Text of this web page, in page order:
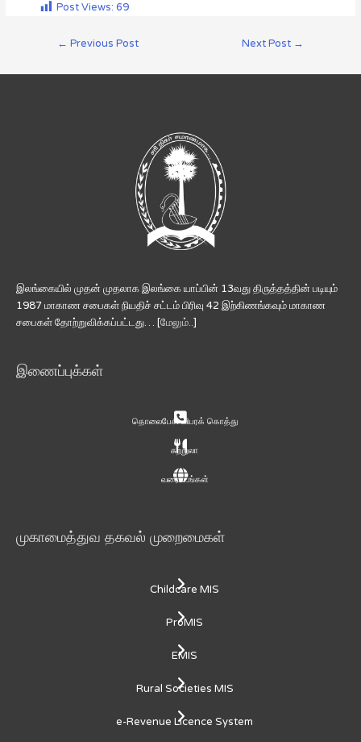
Post Views: 69
← Previous Post Next Post →
இலங்கையில் முதன் முதலாக இலங்கை யாப்பின் 13வது திருத்தத்தின் படியும்
1987 மாகாண சபைகள் நியதிச் சட்டம் பிரிவு 42 இற்கிணங்கவும் மாகாண
சபைகள் தோற்றுவிக்கப்பட்டது… [மேலும்..]
இணைப்புக்கள்
தொலைபேசி விபரக் கொத்து
சுற்றுலா
வரைபடங்கள்
முகாமைத்துவ தகவல் முறைமைகள்
Childcare MIS
ProMIS
EMIS
Rural Societies MIS
e-Revenue Licence System